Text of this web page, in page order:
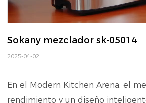
Sokany mezclador sk-05014
2025-04-02
En el Modern Kitchen Arena, el
rendimiento y un diseño